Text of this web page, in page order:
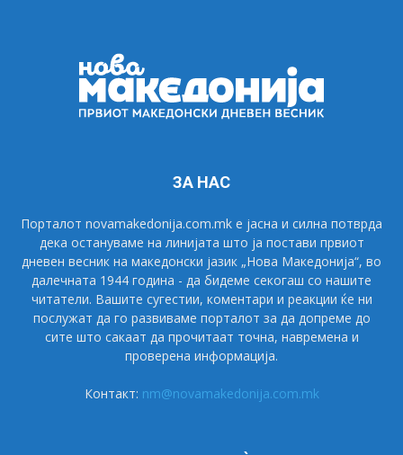
ЗА НАС
Порталот novamakedonija.com.mk е јасна и силна потврда
дека остануваме на линијата што ја постави првиот
дневен весник на македонски јазик „Нова Македонија“, во
далечната 1944 година - да бидеме секогаш со нашите
читатели. Вашите сугестии, коментари и реакции ќе ни
послужат да го развиваме порталот за да допреме до
сите што сакаат да прочитаат точна, навремена и
проверена информација.
Контакт: nm@novamakedonija.com.mk